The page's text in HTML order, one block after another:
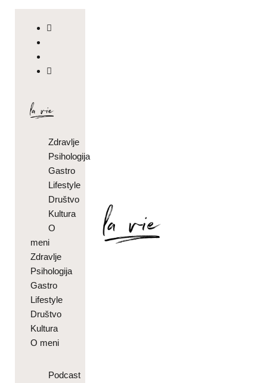
Zdravlje
Psihologija
Gastro
Lifestyle
Društvo
Kultura
O
meni
Zdravlje
Psihologija
Gastro
Lifestyle
Društvo
Kultura
O meni
Podcast